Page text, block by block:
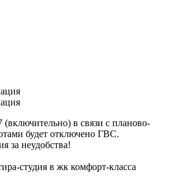
в связи с планово-
будет отключено ГВС.
за неудобства!
студия в жк комфорт-класса